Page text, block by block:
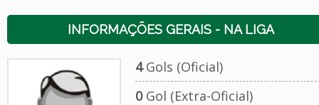
INFORMAÇÕES GERAIS - NA LIGA
4Gols (Oficial)
0Gol (Extra-Oficial)